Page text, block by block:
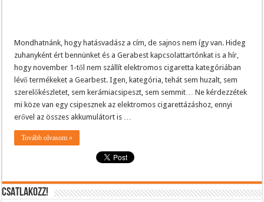
Mondhatnánk, hogy hatásvadász a cím, de sajnos nem így van. Hideg
zuhanyként ért bennünket és a Gerabest kapcsolattartónkat is a hír,
hogy november 1-től nem szállít elektromos cigaretta kategóriában
lévő termékeket a Gearbest. Igen, kategória, tehát sem huzalt, sem
szerelőkészletet, sem kerámiacsipeszt, sem semmit… Ne kérdezzétek
mi köze van egy csipesznek az elektromos cigarettázáshoz, ennyi
erővel az összes akkumulátort is …
Tovább olvasom »
CSATLAKOZZ!